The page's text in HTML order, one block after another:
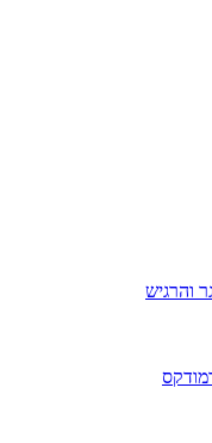
והרגיש